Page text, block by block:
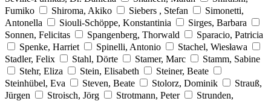
Fumiko
Shiroma, Akiko Siebers , Stefan
Simonetti,
Antonella
Siouli-Schöppe, Konstantinia
Sirges, Barbara
Sonnen, Felicitas
Spangenberg, Thorwald
Sparacio, Patricia
Spenke, Harriet
Spinelli, Antonio
Stachel, Wiesława
Stadler, Felix
Stahl, Dörte Stamer, Marc
Stamm, Sabine
Stehr, Eliza
Stein, Elisabeth
Steiner, Beate
Steinhübel, Eva
Steven, Beate Stolorz, Dominik
Strauß,
Jürgen
Stroisch, Jörg Strotmann, Peter
Strunden,